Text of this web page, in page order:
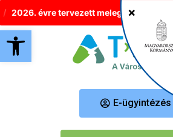
Eszköztár
évre tervezett melegvíz-
E-ügyintézés